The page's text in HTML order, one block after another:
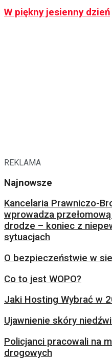
W piękny jesienny dzień
REKLAMA
Najnowsze
Kancelaria Prawniczo-
wprowadza
drodze – koniec z
sytuacjach
O bezpieczeństwie w
Co to jest WOPO?
Jaki Hosting Wybrać w
Ujawnienie skóry
Policjanci pracowali na
drogowych